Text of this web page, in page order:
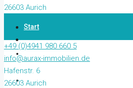
26603 Aurich
Start
Wertermittlung
+49 (0)4941 980 660 5
info@aurax-immobilien.de
Hafenstr. 6
26603 Aurich